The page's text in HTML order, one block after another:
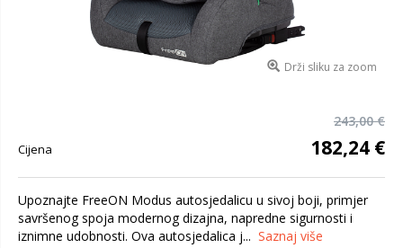
Drži sliku za zoom
243,00 €
Cijena 182,24 €
Upoznajte FreeON Modus autosjedalicu u sivoj boji, primjer
savršenog spoja modernog dizajna, napredne sigurnosti i
iznimne udobnosti. Ova autosjedalica j... Saznaj više